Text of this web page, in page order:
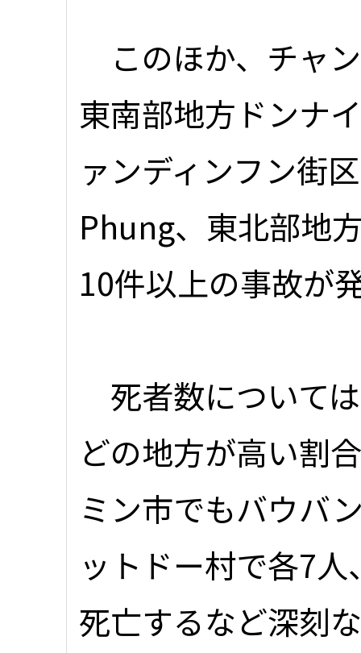
このほか、チャ
東南部地方ドンナ
ァンディンフン街
Phung、東北部地
10件以上の事故が
死者数について
どの地方が高い割
ミン市でもバウバ
ットドー村で各7
死亡するなど深刻